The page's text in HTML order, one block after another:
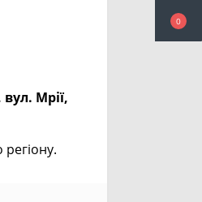
0
Мрії,